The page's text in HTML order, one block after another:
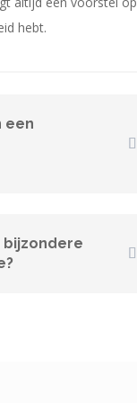
hebt.
een
bijzondere